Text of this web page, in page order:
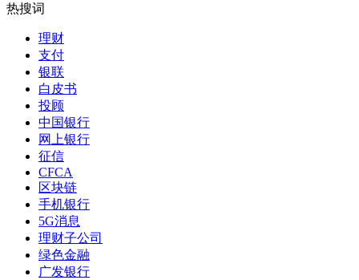
热搜词
理财
支付
银联
白皮书
投顾
中国银行
网上银行
征信
CFCA
区块链
手机银行
5G消息
理财子公司
绿色金融
广发银行